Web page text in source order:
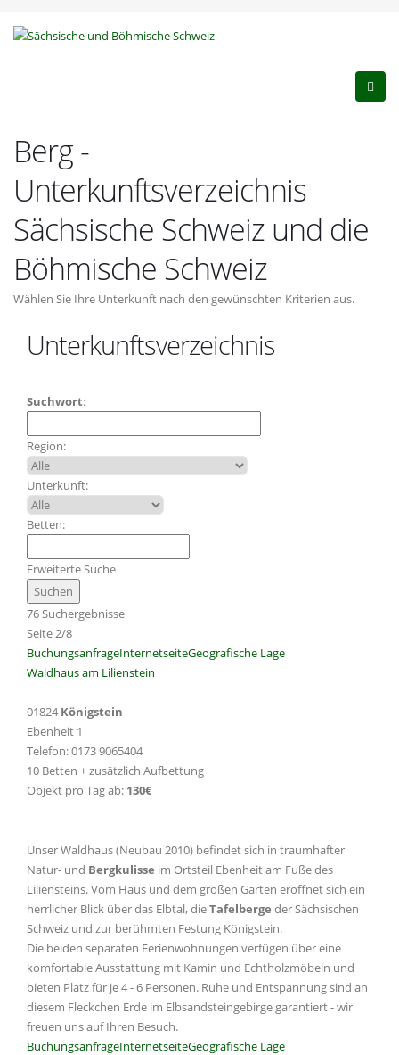
Berg -
Unterkunftsverzeichnis
Sächsische Schweiz und die
Böhmische Schweiz
Wählen Sie Ihre Unterkunft nach den gewünschten Kriterien aus.
Unterkunftsverzeichnis
Suchwort:
Region:
Unterkunft:
Betten:
Erweiterte Suche
76 Suchergebnisse
Seite 2/8
BuchungsanfrageInternetseiteGeografische Lage
Waldhaus am Lilienstein
01824 Königstein
Ebenheit 1
Telefon: 0173 9065404
10 Betten + zusätzlich Aufbettung
Objekt pro Tag ab: 130€
Unser Waldhaus (Neubau 2010) befindet sich in traumhafter
Natur- und Bergkulisse im Ortsteil Ebenheit am Fuße des
Liliensteins. Vom Haus und dem großen Garten eröffnet sich ein
herrlicher Blick über das Elbtal, dieTafelberge der Sächsischen
Schweiz und zur berühmten Festung Königstein.
Die beiden separaten Ferienwohnungen verfügen über eine
komfortable Ausstattung mit Kamin und Echtholzmöbeln und
bieten Platz für je 4 - 6 Personen. Ruhe und Entspannung sind an
diesem Fleckchen Erde im Elbsandsteingebirge garantiert - wir
freuen uns auf Ihren Besuch.
BuchungsanfrageInternetseiteGeografische Lage